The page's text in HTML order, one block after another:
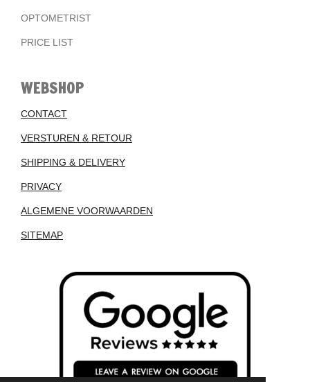
OPTOMETRIST
PRICE LIST
WEBSHOP
CONTACT
VERSTUREN & RETOUR
SHIPPING & DELIVERY
PRIVACY
ALGEMENE VOORWAARDEN
SITEMAP